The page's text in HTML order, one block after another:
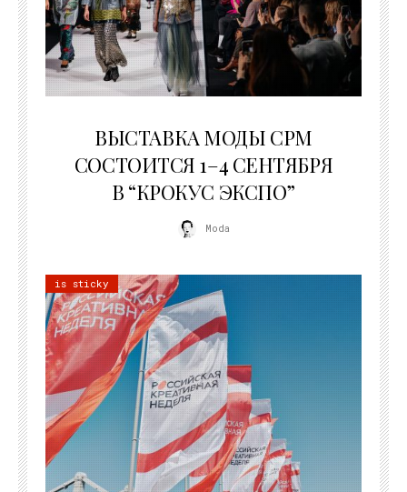
ВЫСТАВКА МОДЫ CPM
СОСТОИТСЯ 1–4 СЕНТЯБРЯ
В “КРОКУС ЭКСПО”
Moda
is sticky